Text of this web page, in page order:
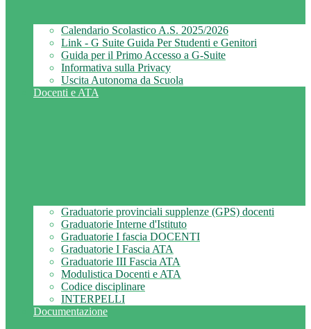
Calendario Scolastico A.S. 2025/2026
Link - G Suite Guida Per Studenti e Genitori
Guida per il Primo Accesso a G-Suite
Informativa sulla Privacy
Uscita Autonoma da Scuola
Docenti e ATA
Graduatorie provinciali supplenze (GPS) docenti
Graduatorie Interne d'Istituto
Graduatorie I fascia DOCENTI
Graduatorie I Fascia ATA
Graduatorie III Fascia ATA
Modulistica Docenti e ATA
Codice disciplinare
INTERPELLI
Documentazione